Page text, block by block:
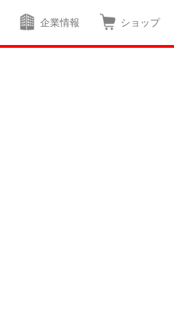
企業情報 ショップ